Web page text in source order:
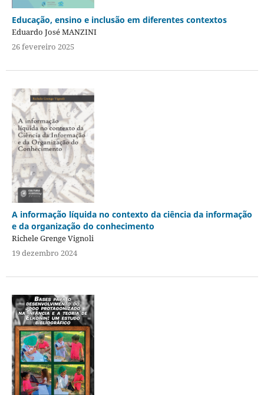
Educação, ensino e inclusão em diferentes contextos
Eduardo José MANZINI
26 fevereiro 2025
A informação líquida no contexto da ciência da informação
e da organização do conhecimento
Richele Grenge Vignoli
19 dezembro 2024